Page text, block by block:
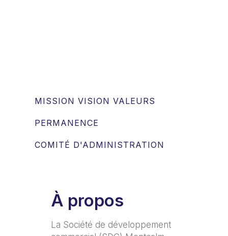
MISSION VISION VALEURS
PERMANENCE
COMITÉ D'ADMINISTRATION
À propos
La Société de développement